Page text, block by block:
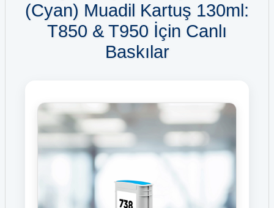
(Cyan) Muadil Kartuş 130ml:
T850 & T950 İçin Canlı
Baskılar